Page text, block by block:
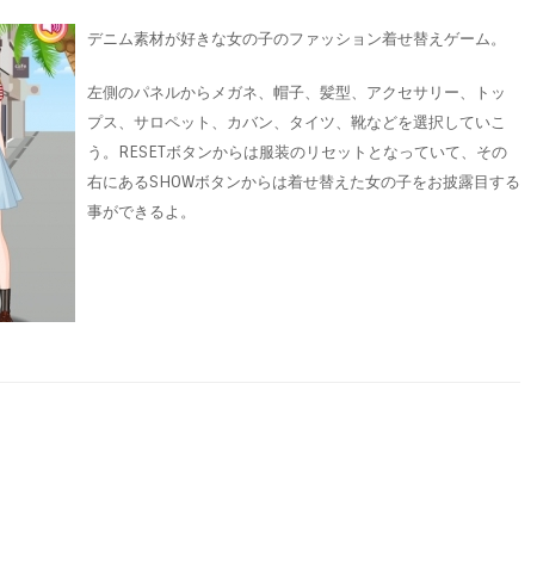
デニム素材が好きな女の子のファッション着せ替えゲーム。
左側のパネルからメガネ、帽子、髪型、アクセサリー、トッ
プス、サロペット、カバン、タイツ、靴などを選択していこ
う。RESETボタンからは服装のリセットとなっていて、その
右にあるSHOWボタンからは着せ替えた女の子をお披露目する
事ができるよ。